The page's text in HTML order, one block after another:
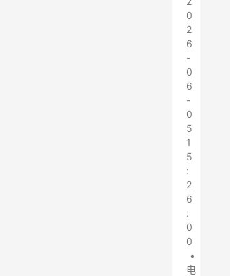
0
2
6
-
0
6
-
0
5
1
5
:
2
6
:
0
0
•
电